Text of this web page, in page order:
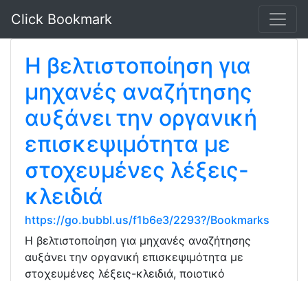
Click Bookmark
Η βελτιστοποίηση για
μηχανές αναζήτησης
αυξάνει την οργανική
επισκεψιμότητα με
στοχευμένες λέξεις-
κλειδιά
https://go.bubbl.us/f1b6e3/2293?/Bookmarks
Η βελτιστοποίηση για μηχανές αναζήτησης
αυξάνει την οργανική επισκεψιμότητα με
στοχευμένες λέξεις-κλειδιά, ποιοτικό